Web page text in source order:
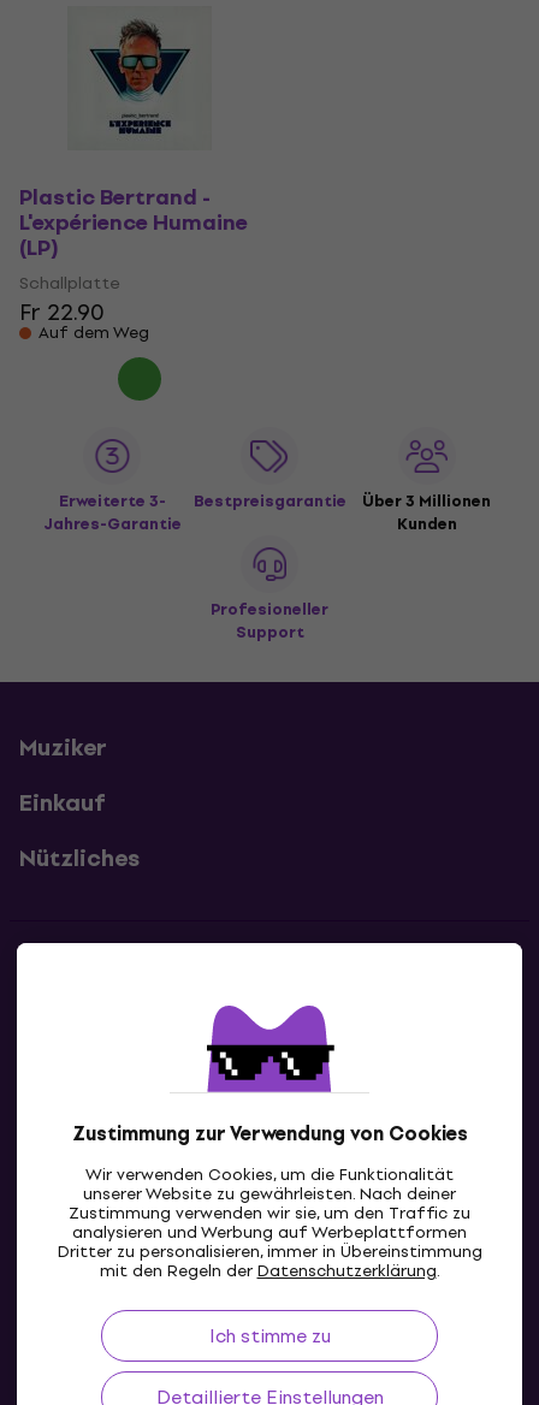
Zustimmung zur Verwendung von Cookies
Wir verwenden Cookies, um die Funktionalität
unserer Website zu gewährleisten. Nach deiner
Zustimmung verwenden wir sie, um den Traffic zu
analysieren und Werbung auf Werbeplattformen
Dritter zu personalisieren, immer in Übereinstimmung
mit den Regeln derDatenschutzerklärung.
Ich stimme zu
Detaillierte Einstellungen
Plastic Bertrand -
L'expérience Humaine
(LP)
Schallplatte
Fr 22.90
Auf dem Weg
Erweiterte 3-
Jahres-Garantie
Bestpreisgarantie
Über 3 Millionen
Kunden
Profesioneller
Support
Muziker
Einkauf
Nützliches
Kontaktiere uns
CH